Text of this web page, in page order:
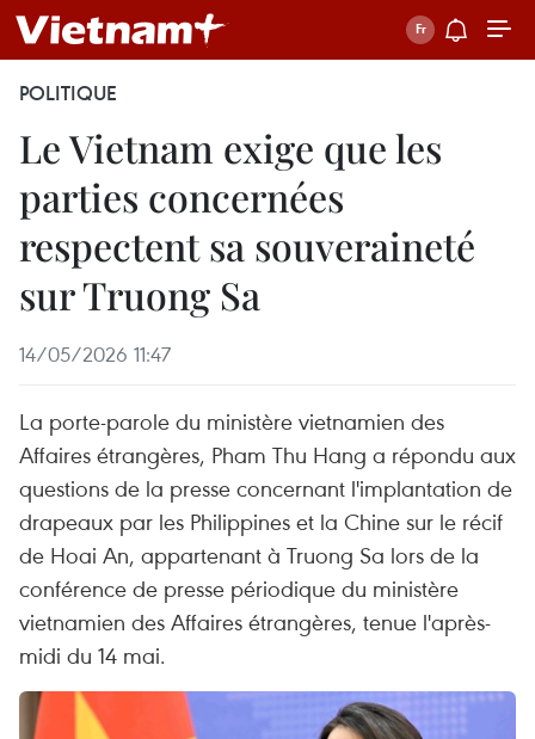
POLITIQUE
Le Vietnam exige que les
parties concernées
respectent sa souveraineté
sur Truong Sa
14/05/2026 11:47
La porte-parole du ministère vietnamien des
Affaires étrangères, Pham Thu Hang a répondu aux
questions de la presse concernant l'implantation de
drapeaux par les Philippines et la Chine sur le récif
de Hoai An, appartenant à Truong Sa lors de la
conférence de presse périodique du ministère
vietnamien des Affaires étrangères, tenue l'après-
midi du 14 mai.